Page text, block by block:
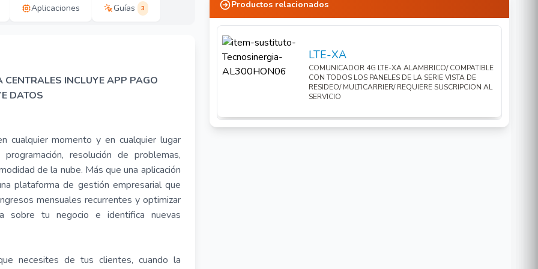
Aplicaciones Guías 3
INCLUYE APP PAGO
DATOS
momento y en cualquier lugar
resolución de problemas,
de la nube. Más que una aplicación
plataforma de gestión empresarial que
mensuales recurrentes y optimizar
sobre tu negocio e identifica nuevas
necesites de tus clientes, cuando la
Productos relacionados
LTE-XA
COMUNICADOR 4G LTE-XA ALAMBRICO/ COMPATIBLE
CON TODOS LOS PANELES DE LA SERIE VISTA DE
RESIDEO/ MULTICARRIER/ REQUIERE SUSCRIPCION AL
SERVICIO